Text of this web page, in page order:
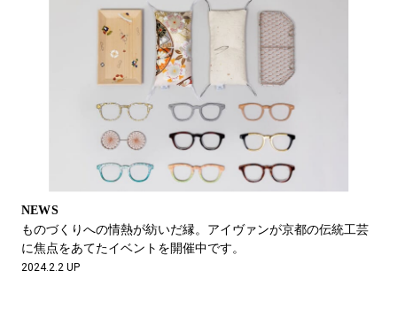
NEWS
ものづくりへの情熱が紡いだ縁。アイヴァンが京都の伝統工芸
に焦点をあてたイベントを開催中です。
2024.2.2 UP